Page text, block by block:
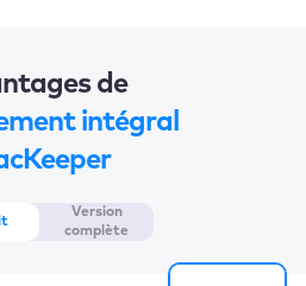
de
intégral
Version
complète